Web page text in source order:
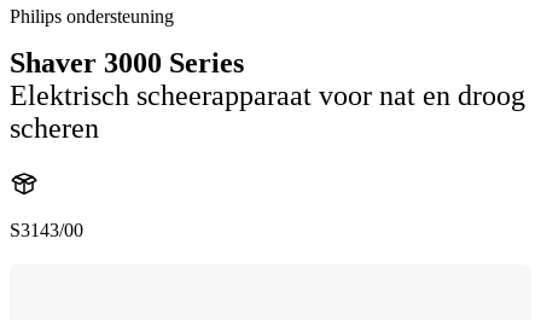
Philips ondersteuning
Shaver 3000 Series
Elektrisch scheerapparaat voor nat en droog
scheren
S3143/00